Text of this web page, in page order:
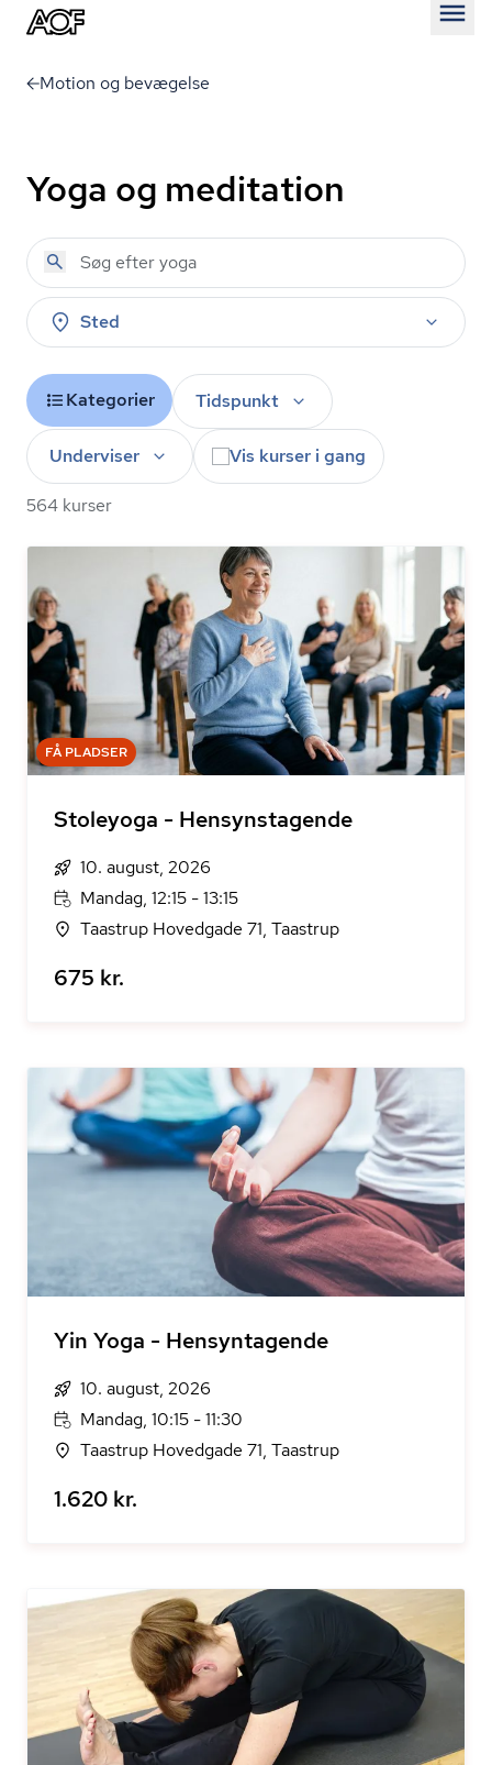
Motion og bevægelse
Yoga og meditation
Sted
Kategorier Tidspunkt
Underviser Vis kurser i gang
564 kurser
FÅ PLADSER
Stoleyoga - Hensynstagende
10. august, 2026
Mandag, 12:15 - 13:15
Taastrup Hovedgade 71, Taastrup
675 kr.
Yin Yoga - Hensyntagende
10. august, 2026
Mandag, 10:15 - 11:30
Taastrup Hovedgade 71, Taastrup
1.620 kr.